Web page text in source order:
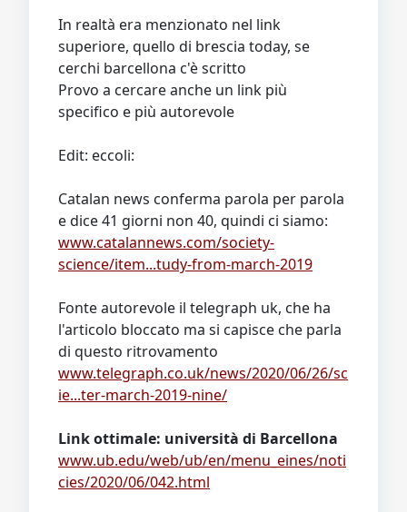
In realtà era menzionato nel link
superiore, quello di brescia today, se
cerchi barcellona c'è scritto
Provo a cercare anche un link più
specifico e più autorevole
Edit: eccoli:
Catalan news conferma parola per parola
e dice 41 giorni non 40, quindi ci siamo:
www.catalannews.com/society-
science/item...tudy-from-march-2019
Fonte autorevole il telegraph uk, che ha
l'articolo bloccato ma si capisce che parla
di questo ritrovamento
www.telegraph.co.uk/news/2020/06/26/sc
ie...ter-march-2019-nine/
Link ottimale: università di Barcellona
www.ub.edu/web/ub/en/menu_eines/noti
cies/2020/06/042.html